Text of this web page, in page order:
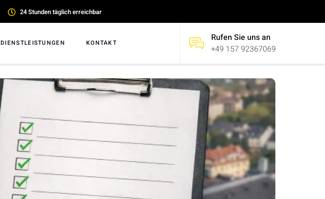
24 Stunden täglich erreichbar
DIENSTLEISTUNGEN KONTAKT
Rufen Sie uns an
+49 157 92367069